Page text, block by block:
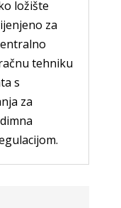
ložište
za
tehniku
s
za